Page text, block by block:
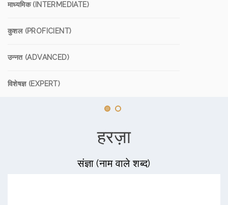
माध्यमिक (INTERMEDIATE)
कुशल (PROFICIENT)
उन्नत (ADVANCED)
विशेषज्ञ (EXPERT)
हरज़ा
संज्ञा (नाम वाले शब्द)